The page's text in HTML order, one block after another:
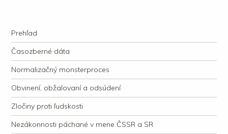
justície
Navigation
Skip to content
Prehľad
Časozberné dáta
Normalizačný monsterproces
Obvinení, obžalovaní a odsúdení
Zločiny proti ľudskosti
Nezákonnosti páchané v mene ČSSR a SR